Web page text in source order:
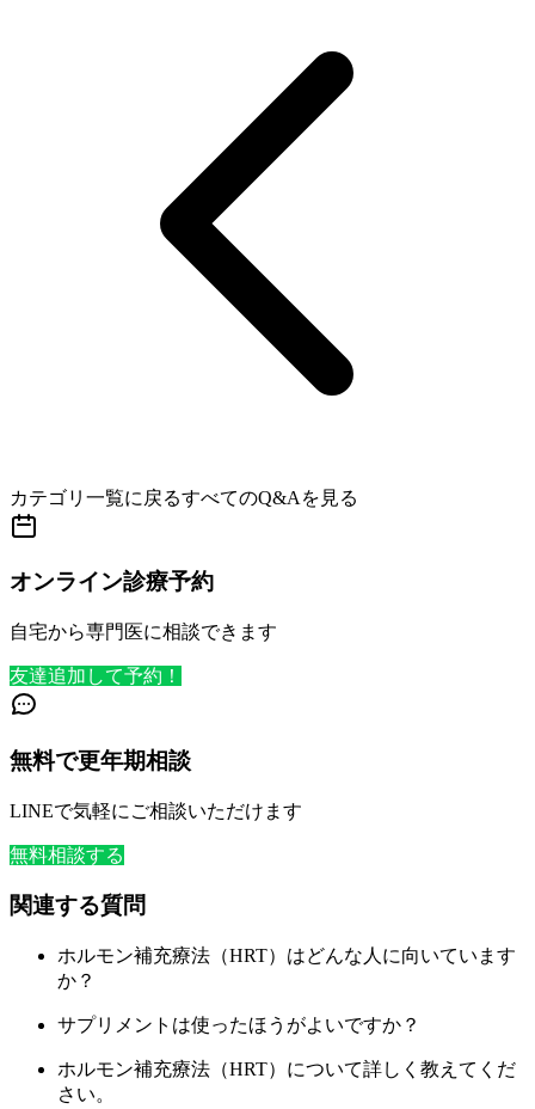
カテゴリ一覧に戻るすべてのQ&Aを見る
オンライン診療予約
自宅から専門医に相談できます
友達追加して予約！
無料で更年期相談
LINEで気軽にご相談いただけます
無料相談する
関連する質問
ホルモン補充療法（HRT）はどんな人に向いています
か？
サプリメントは使ったほうがよいですか？
ホルモン補充療法（HRT）について詳しく教えてくだ
さい。